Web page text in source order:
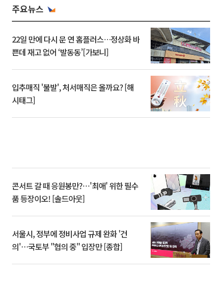
주요뉴스
22일 만에 다시 문 연 홈플러스…정상화 바
쁜데 재고 없어 ‘발동동’[가보니]
입추매직 '불발', 처서매직은 올까요? [해
시태그]
콘서트 갈 때 응원봉만?⋯'최애' 위한 필수
품 등장이오! [솔드아웃]
서울시, 정부에 정비사업 규제 완화 '건
의'⋯국토부 "협의 중" 입장만 [종합]